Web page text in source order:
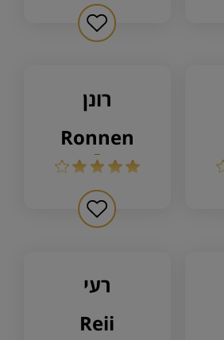
רונן
ronnen
רעי
reii